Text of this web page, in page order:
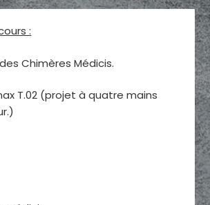
:
Chimères Médicis.
T.02 (projet à quatre mains